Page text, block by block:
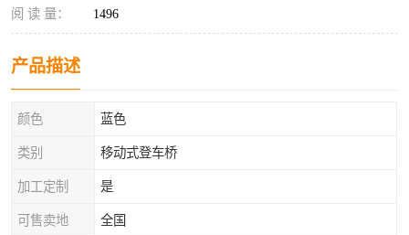
阅 读 量： 1496
产品描述
颜色 蓝色
类别 移动式登车桥
加工定制 是
可售卖地 全国